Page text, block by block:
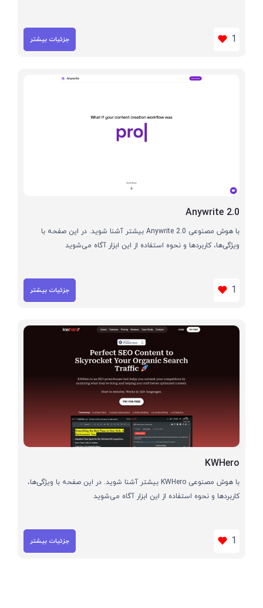
1 جزئیات بیشتر
Anywrite 2.0
با هوش مصنوعی Anywrite 2.0 بیشتر آشنا شوید. در این صفحه با
ویژگی‌ها، کاربردها و نحوه استفاده از این ابزار آگاه می‌شوید
1 جزئیات بیشتر
KWHero
با هوش مصنوعی KWHero بیشتر آشنا شوید. در این صفحه با ویژگی‌ها،
کاربردها و نحوه استفاده از این ابزار آگاه می‌شوید
1 جزئیات بیشتر